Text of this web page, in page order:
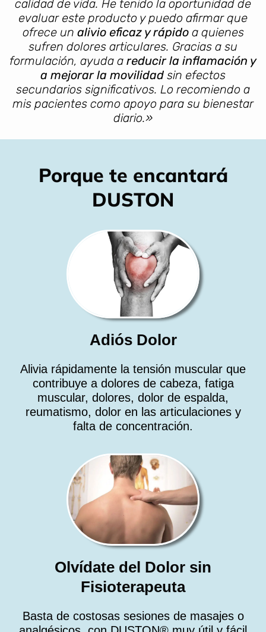
calidad de vida. He tenido la oportunidad de
evaluar este producto y puedo afirmar que
ofrece un alivio eficaz y rápidoa quienes
sufren dolores articulares. Gracias a su
formulación, ayuda a reducir la inflamación y
a mejorar la movilidad sin efectos
secundarios significativos. Lo recomiendo a
mis pacientes como apoyo para su bienestar
diario.»
Porque te encantará
DUSTON
Adiós Dolor
Alivia rápidamente la tensión muscular que
contribuye a dolores de cabeza, fatiga
muscular, dolores, dolor de espalda,
reumatismo, dolor en las articulaciones y
falta de concentración.
Olvídate del Dolor sin
Fisioterapeuta
Basta de costosas sesiones de masajes o